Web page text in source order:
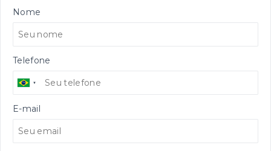
Nome
Telefone
E-mail